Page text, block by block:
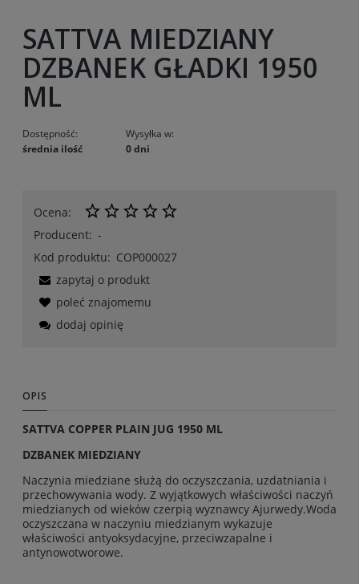
SATTVA MIEDZIANY
DZBANEK GŁADKI 1950
ML
Dostępność:
średnia ilość
Wysyłka w:
0 dni
Ocena:
Producent: -
Kod produktu: COP000027
zapytaj o produkt
poleć znajomemu
dodaj opinię
OPIS
SATTVA COPPER PLAIN JUG 1950 ML
DZBANEK MIEDZIANY
Naczynia miedziane służą do oczyszczania, uzdatniania i
przechowywania wody. Z wyjątkowych właściwości naczyń
miedzianych od wieków czerpią wyznawcy Ajurwedy.Woda
oczyszczana w naczyniu miedzianym wykazuje
właściwości antyoksydacyjne, przeciwzapalne i
antynowotworowe.